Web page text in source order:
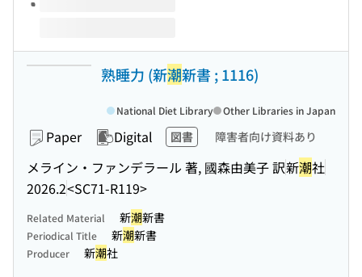
熟睡力 (新潮新書 ; 1116)
Paper Digital 図書 障害者向け資料あり
メライン・ファンデラール 著, 國森由美子 訳新潮社
2026.2<SC71-R119>
National Diet Library Other Libraries in Japan
Related Material 新潮新書
Periodical Title 新潮新書
Producer 新潮社